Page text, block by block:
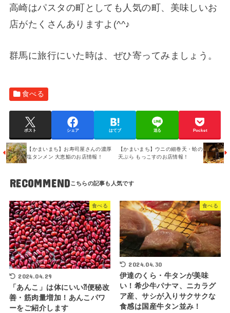
高崎はパスタの町としても人気の町、美味しいお
店がたくさんありますよ(^^♪
群馬に旅行にいた時は、ぜひ寄ってみましょう。
食べる
ポスト シェア はてブ 送る Pocket
【かまいまち】お寿司屋さんの濃厚
塩タンメン 大恵鮨のお店情報！
【かまいまち】ウニの細巻天・蛤の
天ぷら もっこすのお店情報！
RECOMMEND
食べる
2024.04.29
「あんこ」は体にいい⁈便秘改
善・筋肉量増加！あんこパワ
ーをご紹介します
食べる
2024.04.30
伊達のくら・牛タンが美味
い！希少牛パナマ、ニカラグ
ア産、サシが入りサクサクな
食感は国産牛タン並み！